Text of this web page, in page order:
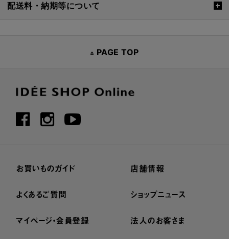
配送料・納期等について
PAGE TOP
お買いものガイド
よくあるご質問
マイページ・会員登録
店舗情報
ショップニュース
法人のお客さま